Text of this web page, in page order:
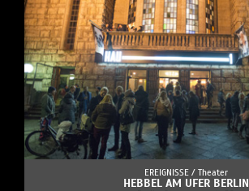
EREIGNISSE / Theater
HEBBEL AM UFER BERLIN